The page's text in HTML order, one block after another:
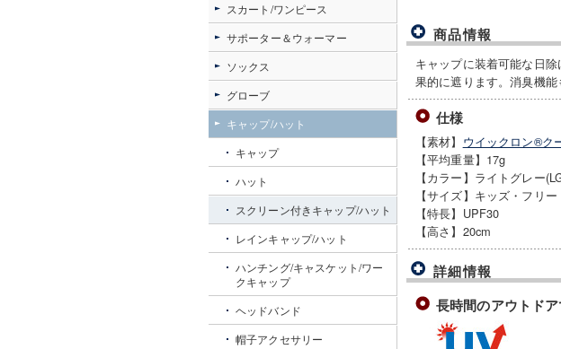
商品情報
キャップに装着可能な日
果的に遮ります。消臭機能
仕様
【素材】 ウイックロン®ク
【平均重量】17g
【カラー】ライトグレー
【サイズ】キッズ・フリ
【特長】UPF30
【高さ】20cm
詳細情報
長時間のアウトド
スカート/ワンピース
サポーター＆ウォーマー
ソックス
グローブ
キャップ/ハット
キャップ
ハット
スクリーン付きキャップ/ハット
レインキャップ/ハット
ハンチング/キャスケット/ワー
クキャップ
ヘッドバンド
帽子アクセサリー